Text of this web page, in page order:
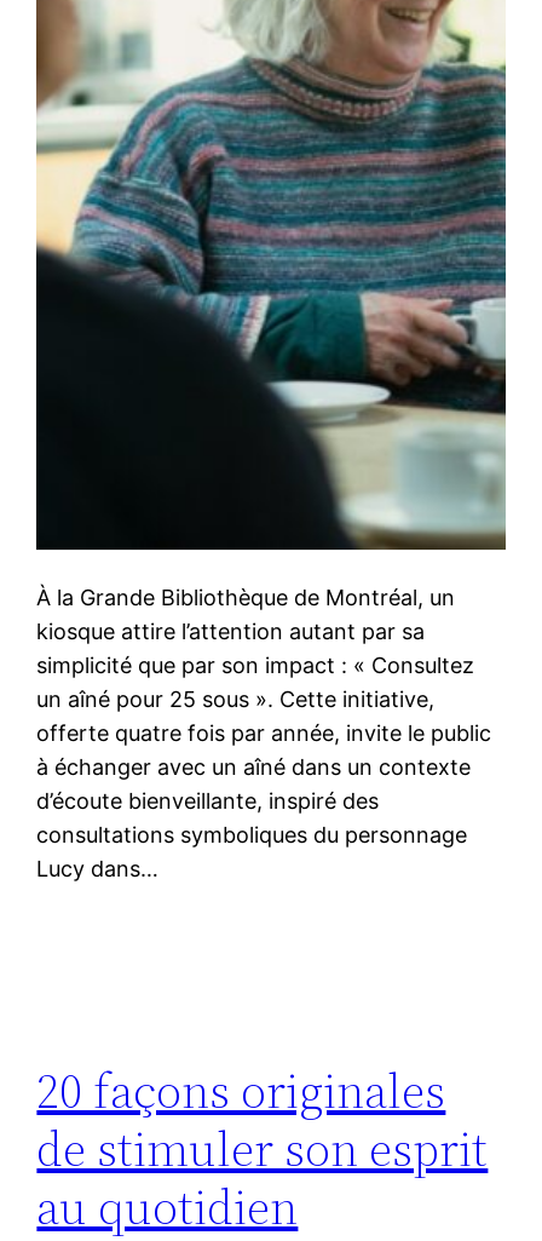
À la Grande Bibliothèque de Montréal, un
kiosque attire l’attention autant par sa
simplicité que par son impact : « Consultez
un aîné pour 25 sous ». Cette initiative,
offerte quatre fois par année, invite le public
à échanger avec un aîné dans un contexte
d’écoute bienveillante, inspiré des
consultations symboliques du personnage
Lucy dans…
20 façons originales
de stimuler son esprit
au quotidien